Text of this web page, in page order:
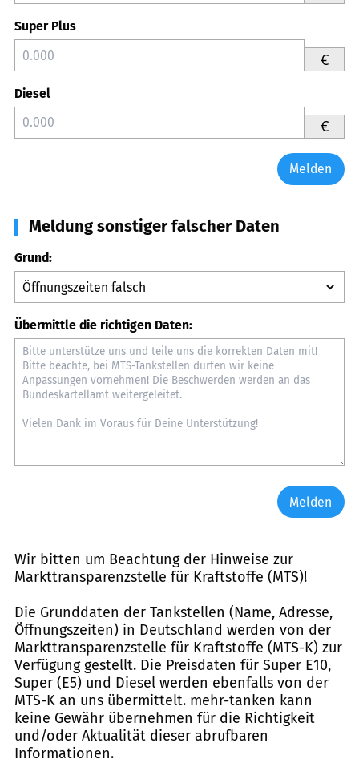
Super Plus
€
Diesel
€
Melden
Meldung sonstiger falscher Daten
Grund:
Übermittle die richtigen Daten:
Melden
Wir bitten um Beachtung der Hinweise zur
Markttransparenzstelle für Kraftstoffe (MTS)!
Die Grunddaten der Tankstellen (Name, Adresse,
Öffnungszeiten) in Deutschland werden von der
Markttransparenzstelle für Kraftstoffe (MTS-K) zur
Verfügung gestellt. Die Preisdaten für Super E10,
Super (E5) und Diesel werden ebenfalls von der
MTS-K an uns übermittelt. mehr-tanken kann
keine Gewähr übernehmen für die Richtigkeit
und/oder Aktualität dieser abrufbaren
Informationen.